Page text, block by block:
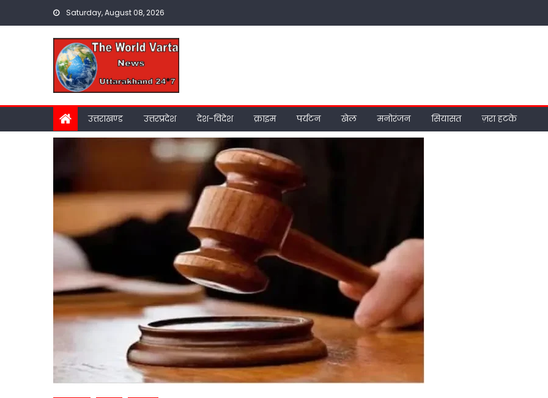
Saturday, August 08, 2026
उत्तराखण्ड उत्तरप्रदेश देश-विदेश क्राइम पर्यटन खेल मनोरंजन सियासत ज़रा हटके